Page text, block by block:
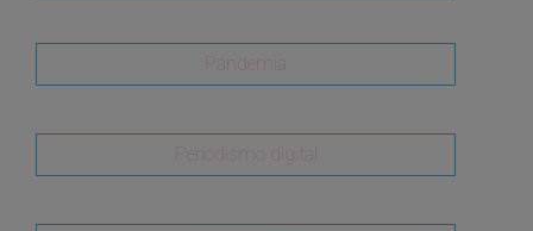
Pandemia
Periodismo digital